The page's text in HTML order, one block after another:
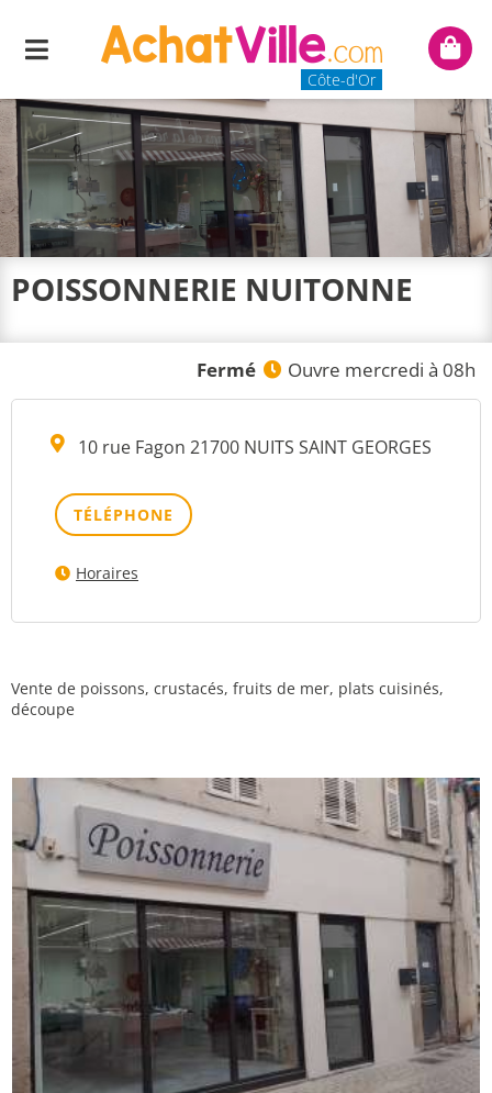
Menu
Côte-d'Or
Mon
POISSONNERIE NUITONNE
Fermé Ouvre mercredi à 08h
10 rue Fagon 21700 NUITS SAINT GEORGES
TÉLÉPHONE
Horaires
Vente de poissons, crustacés, fruits de mer, plats cuisinés,
découpe